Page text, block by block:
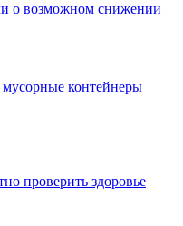
о возможном снижении
контейнеры
проверить здоровье